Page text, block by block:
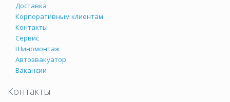
Доставка
Корпоративным клиентам
Контакты
Сервис
Шиномонтаж
Автоэвакуатор
Вакансии
Контакты